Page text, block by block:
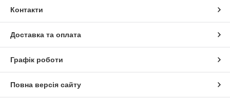
Контакти
Доставка та оплата
Графік роботи
Повна версія сайту